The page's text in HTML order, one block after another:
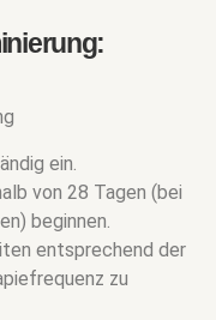
ein.
von 28 Tagen (bei
beginnen.
entsprechend der
zu